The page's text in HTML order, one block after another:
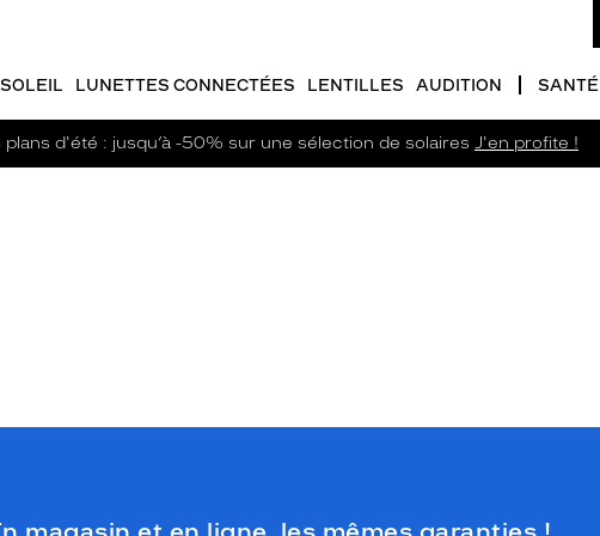
LUNETTES CONNECTÉES LENTILLES AUDITION SANTÉ
plans d'été : jusqu’à -50% sur une sélection de solaires J'en profite !